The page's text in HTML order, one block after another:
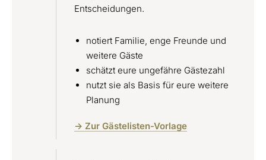
Entscheidungen.
notiert Familie, enge Freunde und
weitere Gäste
schätzt eure ungefähre Gästezahl
nutzt sie als Basis für eure weitere
Planung
-> Zur Gästelisten-Vorlage